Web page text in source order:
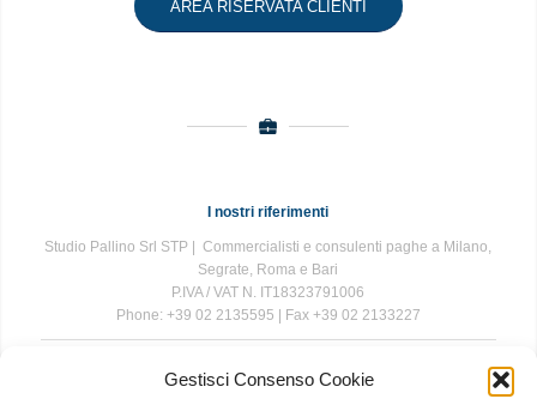
Gestisci Consenso Cookie
AREA RISERVATA CLIENTI
I nostri riferimenti
Studio Pallino Srl STP | Commercialisti e consulenti paghe a Milano,
Segrate, Roma e Bari
P.IVA / VAT N. IT18323791006
Phone: +39 02 2135595 | Fax +39 02 2133227
The information contained in this website is for general information